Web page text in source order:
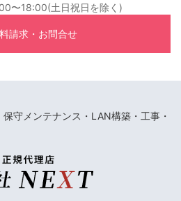
〜18:00(土日祝日を除く)
請求・お問合せ
守メンテナンス・LAN構築・工事・